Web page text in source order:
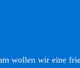
wollen wir eine